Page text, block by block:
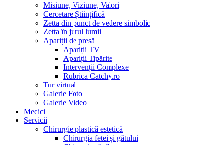
Misiune, Viziune, Valori
Cercetare Științifică
Zetta din punct de vedere simbolic
Zetta în jurul lumii
Apariții de presă
Apariții TV
Apariții Tipărite
Intervenții Complexe
Rubrica Catchy.ro
Tur virtual
Galerie Foto
Galerie Video
Medici
Servicii
Chirurgie plastică estetică
Chirurgia fetei și gâtului